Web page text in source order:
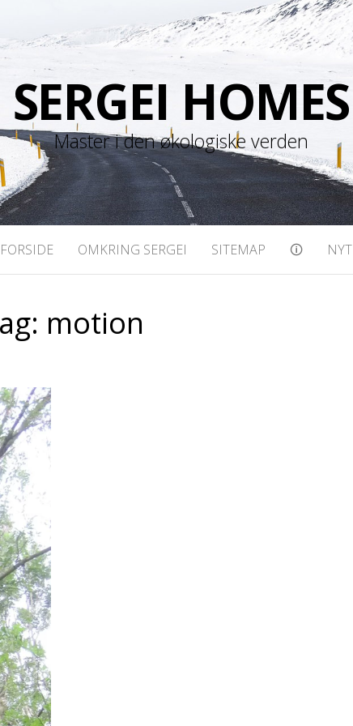
SERGEI HOMES
Master i den økologiske verden
FORSIDE OMKRING SERGEI SITEMAP 🛈 NYT
motion